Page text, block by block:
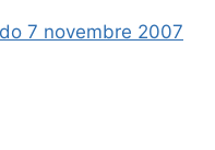
7 novembre 2007